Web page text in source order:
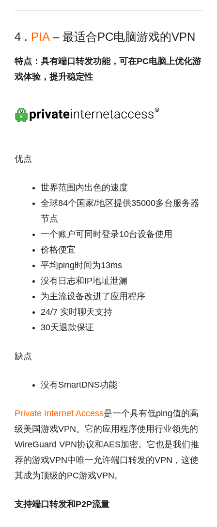
4 . PIA– 最适合PC电脑游戏的VPN
特点：具有端口转发功能，可在PC电脑上优化游
戏体验，提升稳定性
优点
世界范围内出色的速度
全球84个国家/地区提供35000多台服务器
节点
一个账户可同时登录10台设备使用
价格便宜
平均ping时间为13ms
没有日志和IP地址泄漏
为主流设备改进了应用程序
24/7 实时聊天支持
30天退款保证
缺点
没有SmartDNS功能
Private Internet Access是一个具有低ping值的高
级美国游戏VPN。它的应用程序使用行业领先的
WireGuard VPN协议和AES加密。它也是我们推
荐的游戏VPN中唯一允许端口转发的VPN，这使
其成为顶级的PC游戏VPN。
支持端口转发和P2P流量